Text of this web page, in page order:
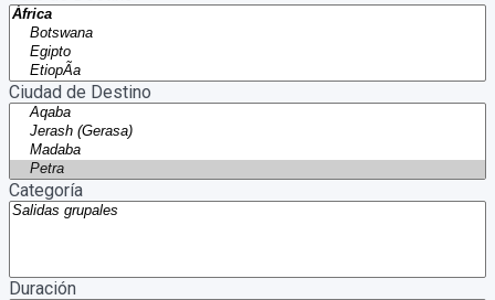
Ciudad de Destino
Categoría
Duración